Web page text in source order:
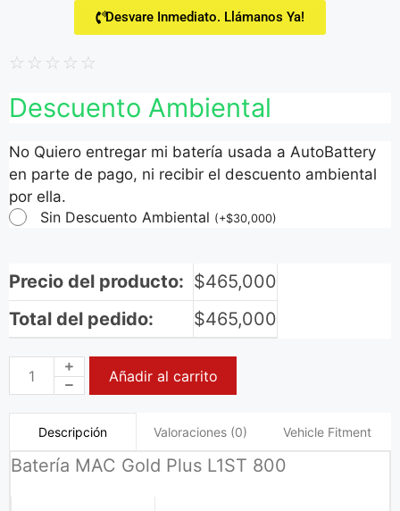
Desvare Inmediato. Llámanos Ya!
☆ ☆ ☆ ☆ ☆
Descuento Ambiental
No Quiero entregar mi batería usada a AutoBattery
en parte de pago, ni recibir el descuento ambiental
por ella.
Sin Descuento Ambiental (+$30,000)
Precio del producto: $465,000
Total del pedido:
$465,000
Añadir al carrito
Descripción Valoraciones (0) Vehicle Fitment
Batería MAC Gold Plus L1ST 800